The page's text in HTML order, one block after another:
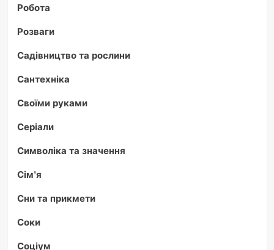
Робота
Розваги
Садівництво та рослини
Сантехніка
Своїми руками
Серіали
Символіка та значення
Сім'я
Сни та прикмети
Соки
Соціум